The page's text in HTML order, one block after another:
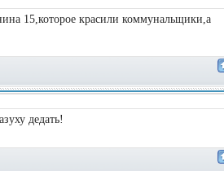
15,которое красили коммунальщики,а
дедать!